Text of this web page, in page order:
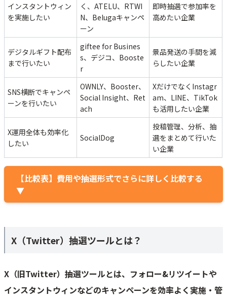
Booster
X（Twitter）抽選キャンペーンで認知拡大・新規獲得を効率的に
インスタントウィン
を実施したい
く、ATELU、RTWI
N、Belugaキャンペ
ーン
即時抽選で参加率を
高めたい企業
デジタルギフト配布
まで行いたい
giftee for Busines
s、デジコ、Booste
r
景品発送の手間を減
らしたい企業
SNS横断でキャンペ
ーンを行いたい
OWNLY、Booster、
Social Insight、Ret
ach
XだけでなくInstagr
am、LINE、TikTok
も活用したい企業
X運用全体も効率化
したい
SocialDog
投稿管理、分析、抽
選をまとめて行いた
い企業
【比較表】費用や抽選形式でさらに詳しく比較する
▼
X（Twitter）抽選ツールとは？
X（旧Twitter）抽選ツールとは、フォロー&リツイートや
インスタントウィンなどのキャンペーンを効率よく実施・管